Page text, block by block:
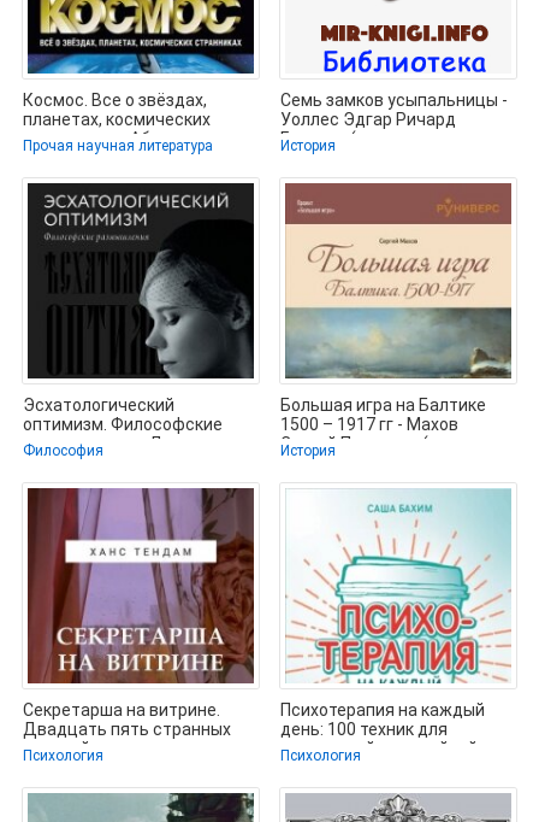
Космос. Все о звёздах,
планетах, космических
странниках - Абрамова
Оксана
Прочая научная литература
Семь замков усыпальницы -
Уоллес Эдгар Ричард
Горацио (книга регистрации
.TXT,
История
Эсхатологический
оптимизм. Философские
размышления - Дугина
Дарья Александровна
Философия
Большая игра на Балтике
1500 – 1917 гг - Махов
Сергей Петрович (читать
книгу
История
Секретарша на витрине.
Двадцать пять странных
историй из практики
Психология
Психотерапия на каждый
день: 100 техник для
счастливой и спокойной
Психология